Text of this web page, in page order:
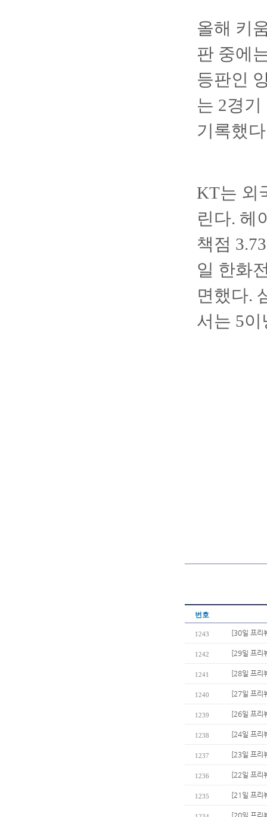
올해 키
판 중에
등판인
는 2경
기록했
KT는 외
린다. 헤
책점
일 한화
면했다.
서는 5
번호
1243 [30일 프리
1242 [29일 프리
1241 [28일 프리
1240 [27일 프리
1239 [26일 프리
1238 [24일 프리
1237 [23일 프리
1236 [22일 프리
1235 [21일 프리
[20일 프리